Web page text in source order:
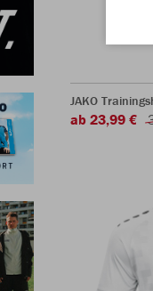
JAKO
ab 23,99 €